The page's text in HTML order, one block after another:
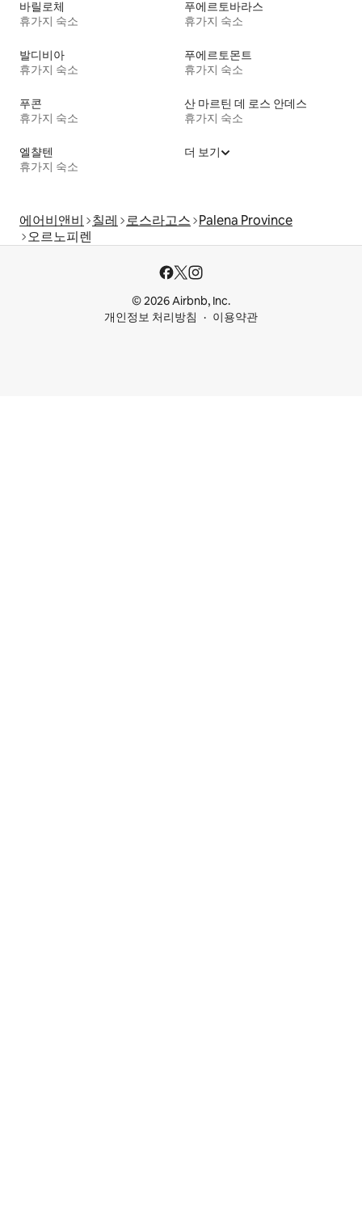
바릴로체
휴가지 숙소
푸에르토바라스
휴가지 숙소
발디비아
휴가지 숙소
푸에르토몬트
휴가지 숙소
푸콘
휴가지 숙소
산 마르틴 데 로스 안데스
휴가지 숙소
엘챨텐
휴가지 숙소
더 보기
에어비앤비 칠레 로스라고스 Palena Province
오르노피렌
© 2026 Airbnb, Inc.
개인정보 처리방침
이용약관